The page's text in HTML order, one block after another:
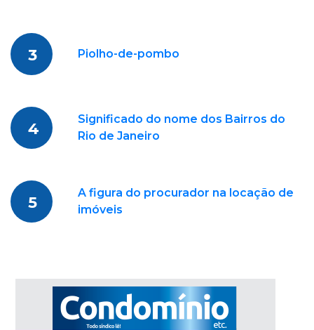
3 Piolho-de-pombo
4
Significado do nome dos Bairros do
Rio de Janeiro
5
A figura do procurador na locação de
imóveis